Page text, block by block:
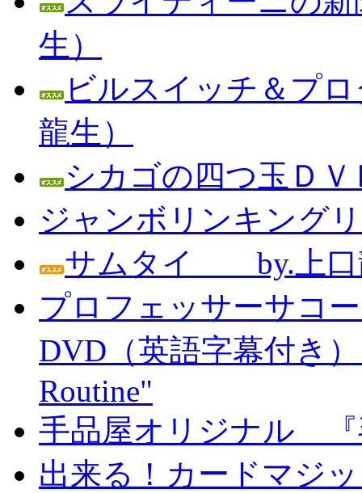
生）
ビルスイッチ＆プ
龍生）
シカゴの四つ玉Ｄ
ジャンボリンキング
サムタイ by.上口
プロフェッサーサコ
DVD（英語字幕付き
Routine"
手品屋オリジナル 『
出来る！カードマジ